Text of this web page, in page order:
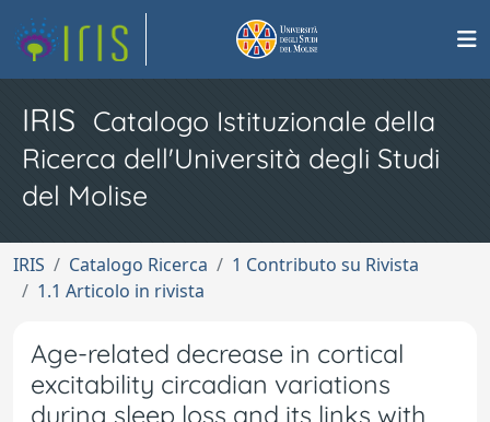
IRIS Catalogo Istituzionale della
Ricerca dell'Università degli Studi
del Molise
IRIS Catalogo Ricerca
1 Contributo su Rivista
1.1 Articolo in rivista
Age-related decrease in cortical
excitability circadian variations
during sleep loss and its links with